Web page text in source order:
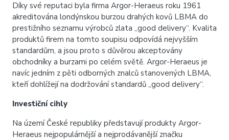
Díky své reputaci byla firma Argor-Heraeus roku 1961
akreditována londýnskou burzou drahých kovů LBMA do
prestižního seznamu výrobců zlata „good delivery“. Kvalita
produktů firem na tomto soupisu odpovídá nejvyšším
standardům, a jsou proto s důvěrou akceptovány
obchodníky a burzami po celém světě. Argor-Heraeus je
navíc jedním z pěti odborných znalců stanovených LBMA,
kteří dohlížejí na dodržování standardů „good delivery“.
Investiční cihly
Na území České republiky představují produkty Argor-
Heraeus nejpopulárnější a nejprodávanější značku